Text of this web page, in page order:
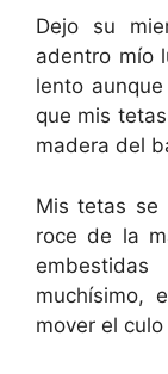
Dejo su
adentro mío
lento
que mis
madera del
Mis tetas se
roce de la
muchísimo,
mover el